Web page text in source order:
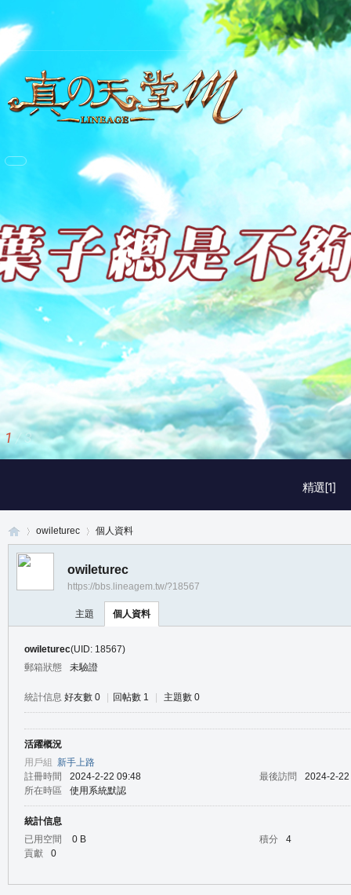
精選[1]
2 / 3
owileturec 個人資料
owileturec
https://bbs.lineagem.tw/?18567
主題 個人資料
owileturec(UID: 18567)
郵箱狀態
未驗證
統計信息 好友數 0 回帖數 1 主題數 0
活躍概況
用戶組 新手上路
註冊時間
2024-2-22 09:48 最後訪問
2024-2-
所在時區
使用系統默認
統計信息
已用空間
0 B 積分
4
貢獻
0